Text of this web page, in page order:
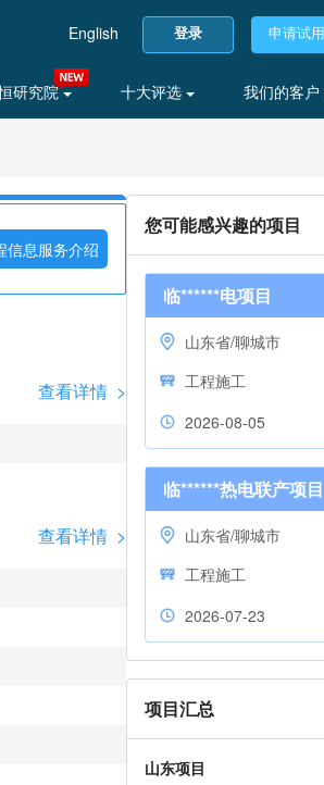
English 登录 申请试用
研究院 十大评选 我们的客户
信息服务介绍
查看详情 >
查看详情 >
您可能感兴趣的项目
临******电项目
山东省/聊城市
工程施工
2026-08-05
临******热电联产项目
山东省/聊城市
工程施工
2026-07-23
项目汇总
山东项目